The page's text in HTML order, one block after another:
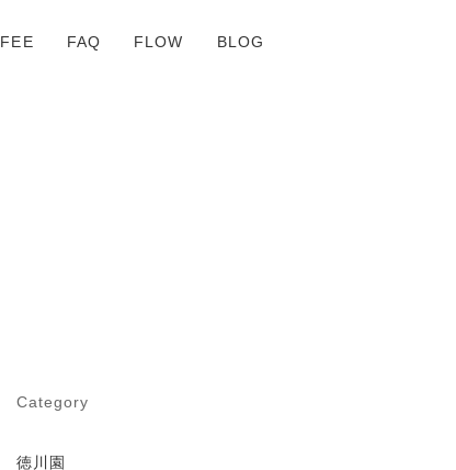
FEE FAQ FLOW BLOG
Category
徳川園